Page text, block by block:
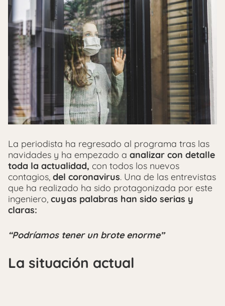
La periodista ha regresado al programa tras las
navidades y ha empezado a analizar con detalle
toda la actualidad, con todos los nuevos
contagios, del coronavirus. Una de las entrevistas
que ha realizado ha sido protagonizada por este
ingeniero, cuyas palabras han sido serias y
claras:
“Podríamos tener un brote enorme”
La situación actual